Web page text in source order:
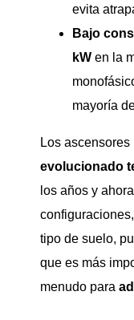
evita
Bajo
kWen la
mayoría
Los
evolucionado
los años y
tipo de suelo,
que es más
menudo para